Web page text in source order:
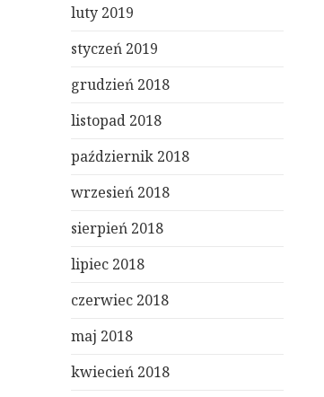
luty 2019
styczeń 2019
grudzień 2018
listopad 2018
październik 2018
wrzesień 2018
sierpień 2018
lipiec 2018
czerwiec 2018
maj 2018
kwiecień 2018